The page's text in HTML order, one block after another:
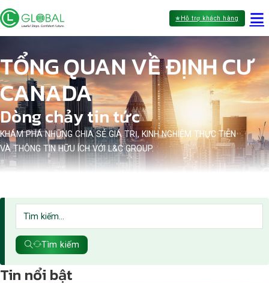
Hỗ trợ khách hàng
TỔNG QUAN VỀ ĐỊNH CƯ
CANADA
Dòng chảy tin tức
KHÁM PHÁ NHỮNG CHIA SẺ GIÁ TRỊ, KINH NGHIỆM THỰC TIỄN
VÀ THÔNG TIN HỮU ÍCH VỚI L&C GROUP.
Tìm kiếm
Tin nổi bật